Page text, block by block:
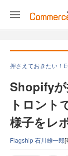
押さえておきたい！
Shopify
トロント
様子をレ
Flagship 石川雄一郎[